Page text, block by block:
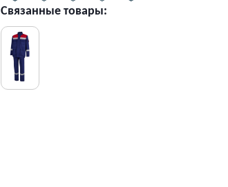
Связанные товары: